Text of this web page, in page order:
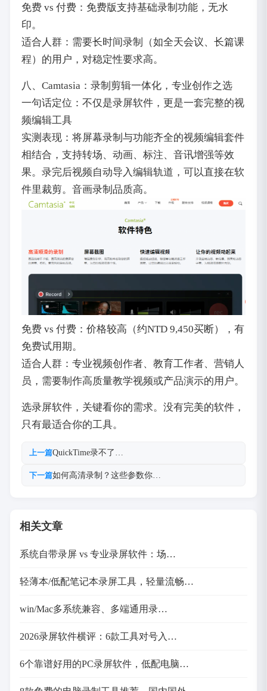
免费 vs 付费：免费版支持基础录制功能，无水
印。
适合人群：需要长时间录制（如全天会议、长篇课
程）的用户，对稳定性要求高。
八、Camtasia：录制剪辑一体化，专业创作之选
一句话定位：不仅是录屏软件，更是一套完整的视
频编辑工具
实测表现：将屏幕录制与功能齐全的视频编辑套件
相结合，支持转场、动画、标注、音讯增强等效
果。录完后视频自动导入编辑轨道，可以直接在软
件里裁剪。音画录制品质高。
免费 vs 付费：价格较高（约NTD 9,450买断），有
免费试用期。
适合人群：专业视频创作者、教育工作者、营销人
员，需要制作高质量教学视频或产品演示的用户。
选录屏软件，关键看你的需求。没有完美的软件，
只有最适合你的工具。
上一篇QuickTime录不了…
下一篇如何高清录制？这些参数你…
相关文章
系统自带录屏 vs 专业录屏软件：场…
轻薄本/低配笔记本录屏工具，轻量流畅…
win/Mac多系统兼容、多端通用录…
2026录屏软件横评：6款工具对号入…
6个靠谱好用的PC录屏软件，低配电脑…